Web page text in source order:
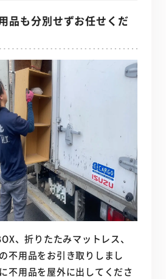
品も分別せずお任せくだ
、折りたたみマットレス、
不用品をお引き取りしまし
不用品を屋外に出してくださ